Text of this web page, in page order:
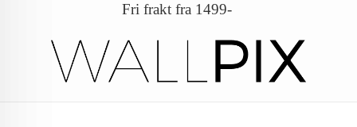
Fri frakt fra 1499-